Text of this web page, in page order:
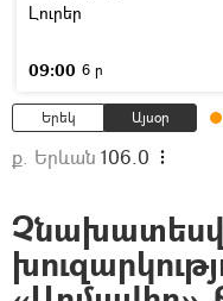
Լուրեր
09:00 6 ր
Երեկ Այսօր
ք. Երևան 106.0